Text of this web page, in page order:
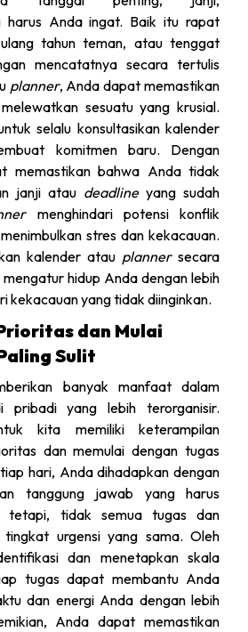
harus Anda ingat. Baik itu rapat
tahun teman, atau tenggat
mencatatnya secara tertulis
planner, Anda dapat memastikan
sesuatu yang krusial.
selalu konsultasikan kalender
komitmen baru. Dengan
memastikan bahwa Anda tidak
janji atau deadline yang sudah
menghindari potensi konflik
stres dan kekacauan.
kalender atau planner secara
hidup Anda dengan lebih
kekacauan yang tidak diinginkan.
dan Mulai
Sulit
banyak manfaat dalam
pribadi yang lebih terorganisir.
kita memiliki keterampilan
dan memulai dengan tugas
hari, Anda dihadapkan dengan
tanggung jawab yang harus
tetapi, tidak semua tugas dan
urgensi yang sama. Oleh
dan menetapkan skala
tugas dapat membantu Anda
dan energi Anda dengan lebih
Anda dapat memastikan